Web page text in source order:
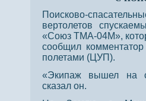
Поисково-
вертолетов
«Союз ТМА-04М»,
сообщил
полетами (ЦУП).
«Экипаж вышел на
сказал он.